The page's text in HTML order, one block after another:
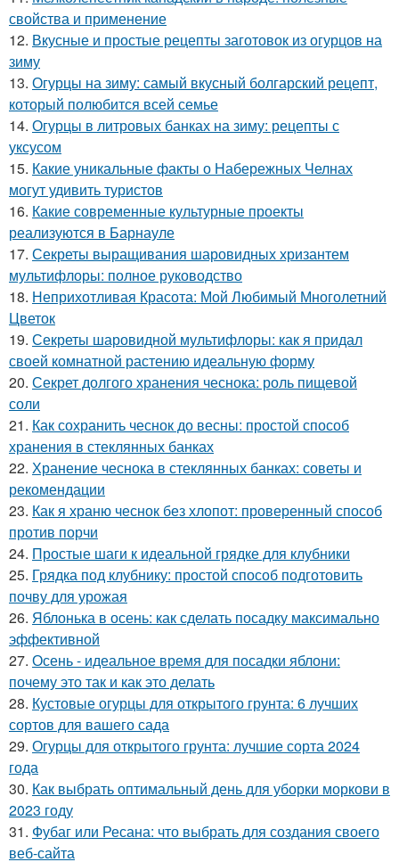
свойства и применение
12. Вкусные и простые рецепты заготовок из огурцов на
зиму
13. Огурцы на зиму: самый вкусный болгарский рецепт,
который полюбится всей семье
14. Огурцы в литровых банках на зиму: рецепты с
уксусом
15. Какие уникальные факты о Набережных Челнах
могут удивить туристов
16. Какие современные культурные проекты
реализуются в Барнауле
17. Секреты выращивания шаровидных хризантем
мультифлоры: полное руководство
18. Неприхотливая Красота: Мой Любимый Многолетний
Цветок
19. Секреты шаровидной мультифлоры: как я придал
своей комнатной растению идеальную форму
20. Секрет долгого хранения чеснока: роль пищевой
соли
21. Как сохранить чеснок до весны: простой способ
хранения в стеклянных банках
22. Хранение чеснока в стеклянных банках: советы и
рекомендации
23. Как я храню чеснок без хлопот: проверенный способ
против порчи
24. Простые шаги к идеальной грядке для клубники
25. Грядка под клубнику: простой способ подготовить
почву для урожая
26. Яблонька в осень: как сделать посадку максимально
эффективной
27. Осень - идеальное время для посадки яблони:
почему это так и как это делать
28. Кустовые огурцы для открытого грунта: 6 лучших
сортов для вашего сада
29. Огурцы для открытого грунта: лучшие сорта 2024
года
30. Как выбрать оптимальный день для уборки моркови в
2023 году
31. Фубаг или Ресана: что выбрать для создания своего
веб-сайта